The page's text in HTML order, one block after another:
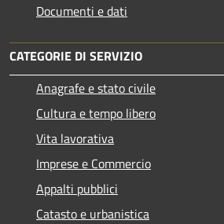
Documenti e dati
CATEGORIE DI SERVIZIO
Anagrafe e stato civile
Cultura e tempo libero
Vita lavorativa
Imprese e Commercio
Appalti pubblici
Catasto e urbanistica